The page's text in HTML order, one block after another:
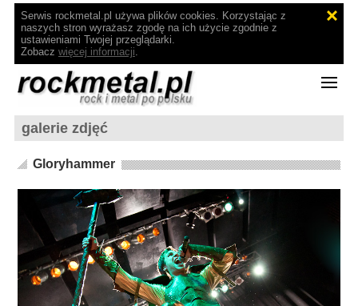
Serwis rockmetal.pl używa plików cookies. Korzystając z
naszych stron wyrażasz zgodę na ich użycie zgodnie z
ustawieniami Twojej przeglądarki.
Zobacz więcej informacji.
galerie zdjęć
Gloryhammer